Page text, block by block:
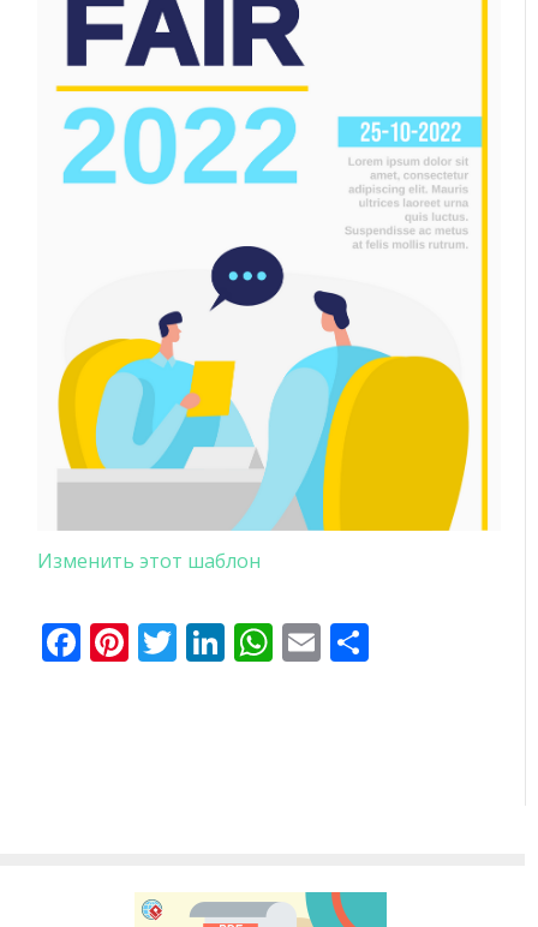
Изменить этот шаблон
Facebook
Pinterest
Twitter
LinkedIn
WhatsApp
Email